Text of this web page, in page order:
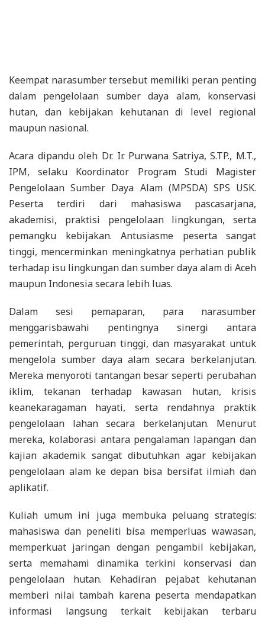
Keempat narasumber tersebut memiliki peran penting
dalam pengelolaan sumber daya alam, konservasi
hutan, dan kebijakan kehutanan di level regional
maupun nasional.
Acara dipandu oleh Dr. Ir. Purwana Satriya, S.TP., M.T.,
IPM, selaku Koordinator Program Studi Magister
Pengelolaan Sumber Daya Alam (MPSDA) SPS USK.
Peserta terdiri dari mahasiswa pascasarjana,
akademisi, praktisi pengelolaan lingkungan, serta
pemangku kebijakan. Antusiasme peserta sangat
tinggi, mencerminkan meningkatnya perhatian publik
terhadap isu lingkungan dan sumber daya alam di Aceh
maupun Indonesia secara lebih luas.
Dalam sesi pemaparan, para narasumber
menggarisbawahi pentingnya sinergi antara
pemerintah, perguruan tinggi, dan masyarakat untuk
mengelola sumber daya alam secara berkelanjutan.
Mereka menyoroti tantangan besar seperti perubahan
iklim, tekanan terhadap kawasan hutan, krisis
keanekaragaman hayati, serta rendahnya praktik
pengelolaan lahan secara berkelanjutan. Menurut
mereka, kolaborasi antara pengalaman lapangan dan
kajian akademik sangat dibutuhkan agar kebijakan
pengelolaan alam ke depan bisa bersifat ilmiah dan
aplikatif.
Kuliah umum ini juga membuka peluang strategis:
mahasiswa dan peneliti bisa memperluas wawasan,
memperkuat jaringan dengan pengambil kebijakan,
serta memahami dinamika terkini konservasi dan
pengelolaan hutan. Kehadiran pejabat kehutanan
memberi nilai tambah karena peserta mendapatkan
informasi langsung terkait kebijakan terbaru